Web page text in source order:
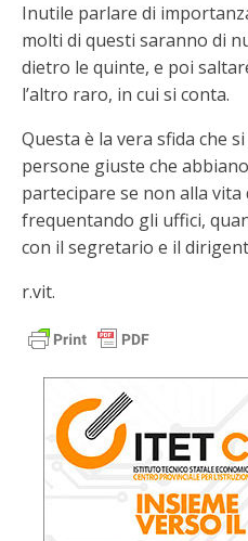
Inutile parlare di
molti di questi saranno di
dietro le quinte, e poi
l’altro raro, in cui si conta.
Questa è la vera sfida che
persone giuste che
partecipare se non alla vita
frequentando gli uffici,
con il segretario e il
r.vit.